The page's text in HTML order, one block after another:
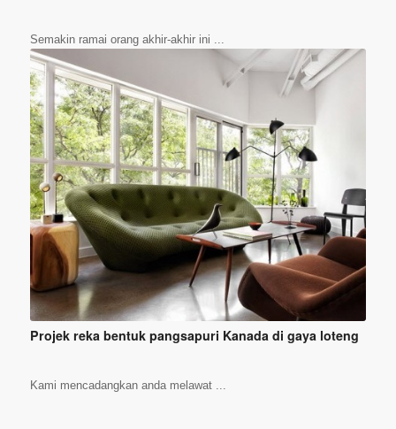
Semakin ramai orang akhir-akhir ini ...
Projek reka bentuk pangsapuri Kanada di gaya loteng
Kami mencadangkan anda melawat ...